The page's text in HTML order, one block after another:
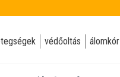
védőoltás álomkór